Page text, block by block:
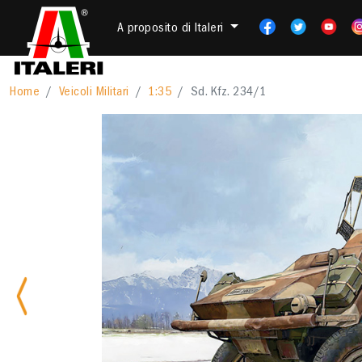
A proposito di Italeri
Home Veicoli Militari 1:35 Sd. Kfz. 234/1
Previous